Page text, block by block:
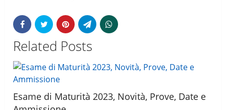
Related Posts
Esame di Maturità 2023, Novità, Prove, Date e